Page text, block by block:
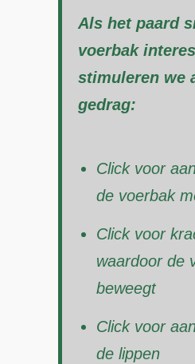
Als het paard
voerbak
stimuleren we
gedrag:
Click voor
de voerbak
Click voor
waardoor de
beweegt
Click voor
de lippen